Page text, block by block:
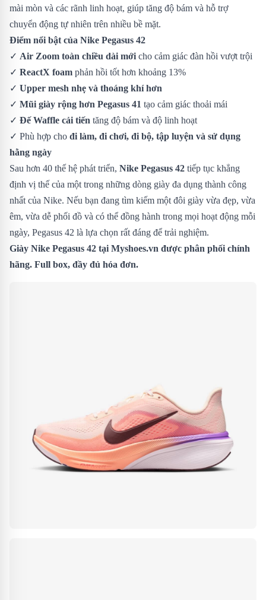
mài mòn và các rãnh linh hoạt, giúp tăng độ bám và hỗ trợ
chuyển động tự nhiên trên nhiều bề mặt.
Điểm nổi bật của Nike Pegasus 42
✓ Air Zoom toàn chiều dài mới cho cảm giác đàn hồi vượt trội
✓ ReactX foam phản hồi tốt hơn khoảng 13%
✓ Upper mesh nhẹ và thoáng khí hơn
✓ Mũi giày rộng hơn Pegasus 41 tạo cảm giác thoải mái
✓ Đế Waffle cải tiến tăng độ bám và độ linh hoạt
✓ Phù hợp cho đi làm, đi chơi, đi bộ, tập luyện và sử dụng
hằng ngày
Sau hơn 40 thế hệ phát triển, Nike Pegasus 42 tiếp tục khẳng
định vị thế của một trong những dòng giày đa dụng thành công
nhất của Nike. Nếu bạn đang tìm kiếm một đôi giày vừa đẹp, vừa
êm, vừa dễ phối đồ và có thể đồng hành trong mọi hoạt động mỗi
ngày, Pegasus 42 là lựa chọn rất đáng để trải nghiệm.
Giày Nike Pegasus 42 tại Myshoes.vn được phân phối chính
hãng. Full box, đầy đủ hóa đơn.